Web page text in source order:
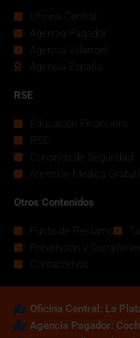
Oficina Central
Agencia Pagador
Agencia Villarroel
Agencia España
RSE
Educación Financiera
RSE
Consejos de Seguridad
Atención Medica
Otros Contenidos
Punto de Reclamo
Prevención y
Contactenos
Oficina Central: La
Agencia Pagador: